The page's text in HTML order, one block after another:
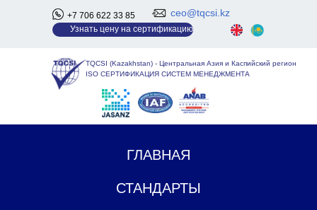
+7 706 622 33 85 ceo@tqcsi.kz
Узнать цену на сертификацию
TQCSI (Kazakhstan) - Центральная Азия и Каспийский регион
ISO СЕРТИФИКАЦИЯ СИСТЕМ МЕНЕДЖМЕНТА
ГЛАВНАЯ
СТАНДАРТЫ